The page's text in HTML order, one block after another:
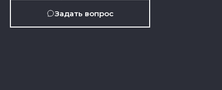
Задать вопрос